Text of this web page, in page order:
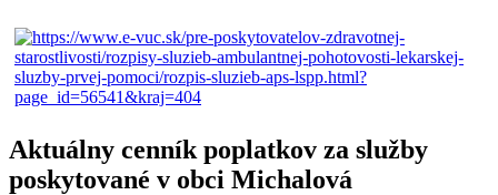
Aktuálny cenník poplatkov za služby
poskytované v obci Michalová